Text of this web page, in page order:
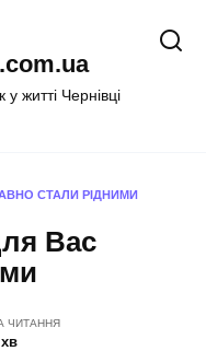
житті Чернівці
СТАЛИ РІДНИМИ
Вас
ЧИТАННЯ